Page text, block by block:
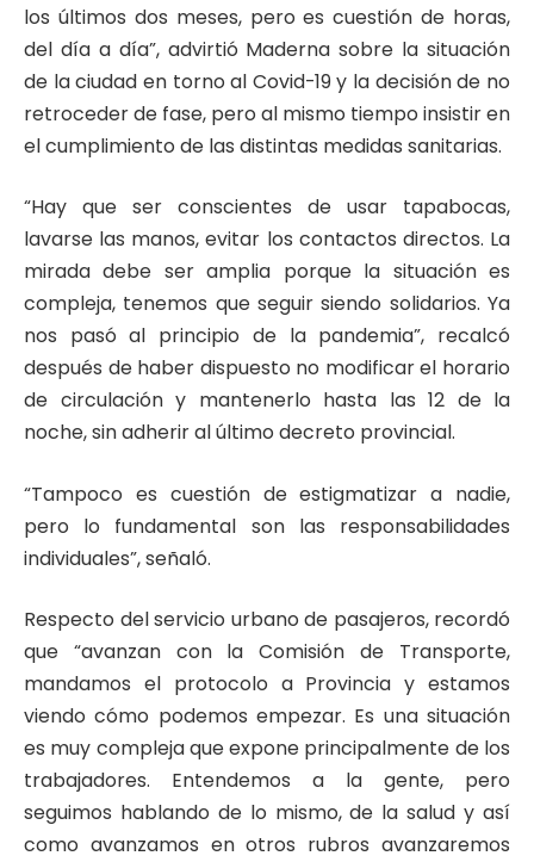
los últimos dos meses, pero es cuestión de horas,
del día a día”, advirtió Maderna sobre la situación
de la ciudad en torno al Covid-19 y la decisión de no
retroceder de fase, pero al mismo tiempo insistir en
el cumplimiento de las distintas medidas sanitarias.
“Hay que ser conscientes de usar tapabocas,
lavarse las manos, evitar los contactos directos. La
mirada debe ser amplia porque la situación es
compleja, tenemos que seguir siendo solidarios. Ya
nos pasó al principio de la pandemia”, recalcó
después de haber dispuesto no modificar el horario
de circulación y mantenerlo hasta las 12 de la
noche, sin adherir al último decreto provincial.
“Tampoco es cuestión de estigmatizar a nadie,
pero lo fundamental son las responsabilidades
individuales”, señaló.
Respecto del servicio urbano de pasajeros, recordó
que “avanzan con la Comisión de Transporte,
mandamos el protocolo a Provincia y estamos
viendo cómo podemos empezar. Es una situación
es muy compleja que expone principalmente de los
trabajadores. Entendemos a la gente, pero
seguimos hablando de lo mismo, de la salud y así
como avanzamos en otros rubros avanzaremos